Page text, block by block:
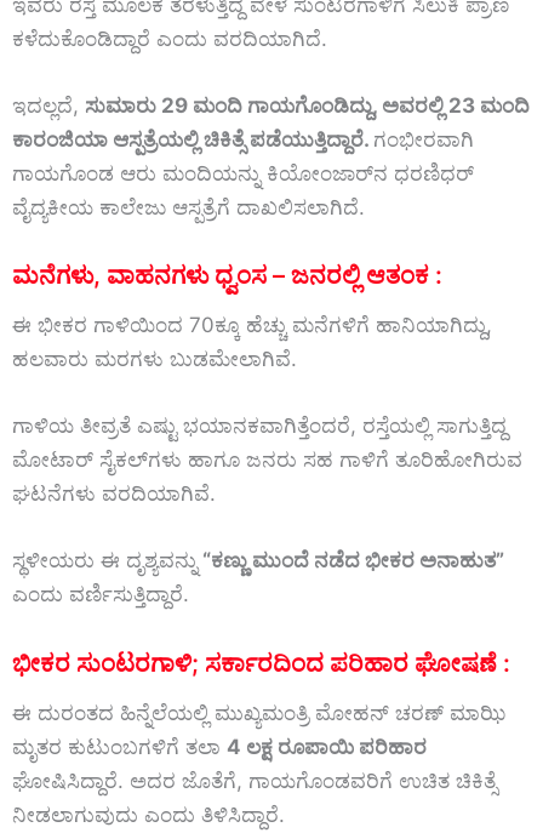
ಕಳೆದುಕೊಂಡಿದ್ದಾರೆ ಎಂದು ವರದಿಯಾಗಿದೆ.
ಇದಲ್ಲದೆ, ಸುಮಾರು 29 ಮಂದಿ ಗಾಯಗೊಂಡಿದ್ದು, ಅವರಲ್ಲಿ 23 ಮಂದಿ
ಕಾರಂಜಿಯಾ ಆಸ್ಪತ್ರೆಯಲ್ಲಿ ಚಿಕಿತ್ಸೆ ಪಡೆಯುತ್ತಿದ್ದಾರೆ. ಗಂಭೀರವಾಗಿ
ಗಾಯಗೊಂಡ ಆರು ಮಂದಿಯನ್ನು ಕಿಯೋಂಜಾರ್‌ನ ಧರಣಿಧರ್
ವೈದ್ಯಕೀಯ ಕಾಲೇಜು ಆಸ್ಪತ್ರೆಗೆ ದಾಖಲಿಸಲಾಗಿದೆ.
ಮನೆಗಳು, ವಾಹನಗಳು ಧ್ವಂಸ – ಜನರಲ್ಲಿ ಆತಂಕ :
ಈ ಭೀಕರ ಗಾಳಿಯಿಂದ 70ಕ್ಕೂ ಹೆಚ್ಚು ಮನೆಗಳಿಗೆ ಹಾನಿಯಾಗಿದ್ದು,
ಹಲವಾರು ಮರಗಳು ಬುಡಮೇಲಾಗಿವೆ.
ಗಾಳಿಯ ತೀವ್ರತೆ ಎಷ್ಟು ಭಯಾನಕವಾಗಿತ್ತೆಂದರೆ, ರಸ್ತೆಯಲ್ಲಿ ಸಾಗುತ್ತಿದ್ದ
ಮೋಟಾರ್ ಸೈಕಲ್‌ಗಳು ಹಾಗೂ ಜನರು ಸಹ ಗಾಳಿಗೆ ತೂರಿಹೋಗಿರುವ
ಘಟನೆಗಳು ವರದಿಯಾಗಿವೆ.
ಸ್ಥಳೀಯರು ಈ ದೃಶ್ಯವನ್ನು “ಕಣ್ಣು ಮುಂದೆ ನಡೆದ ಭೀಕರ ಅನಾಹುತ”
ಎಂದು ವರ್ಣಿಸುತ್ತಿದ್ದಾರೆ.
ಭೀಕರ ಸುಂಟರಗಾಳಿ; ಸರ್ಕಾರದಿಂದ ಪರಿಹಾರ ಘೋಷಣೆ :
ಈ ದುರಂತದ ಹಿನ್ನೆಲೆಯಲ್ಲಿ ಮುಖ್ಯಮಂತ್ರಿ ಮೋಹನ್ ಚರಣ್ ಮಾಝಿ
ಮೃತರ ಕುಟುಂಬಗಳಿಗೆ ತಲಾ 4 ಲಕ್ಷ ರೂಪಾಯಿ ಪರಿಹಾರ
ಘೋಷಿಸಿದ್ದಾರೆ. ಅದರ ಜೊತೆಗೆ, ಗಾಯಗೊಂಡವರಿಗೆ ಉಚಿತ ಚಿಕಿತ್ಸೆ
ನೀಡಲಾಗುವುದು ಎಂದು ತಿಳಿಸಿದ್ದಾರೆ.